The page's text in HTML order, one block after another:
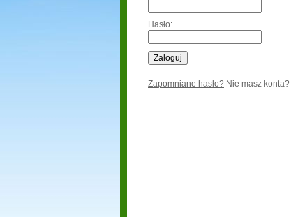
Hasło:
Zapomniane hasło? Nie masz konta?